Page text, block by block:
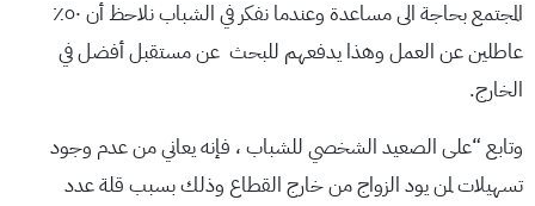
المجتمع بحاجة الى مساعدة وعندما نفكر في الشباب نلاحظ أن ٥٠٪؜
عاطلين عن العمل وهذا يدفعهم للبحث عن مستقبل أفضل في
الخارج.
وتابع “على الصعيد الشخصي للشباب ، فإنه يعاني من عدم وجود
تسهيلات لمن يود الزواج من خارج القطاع وذلك بسبب قلة عدد